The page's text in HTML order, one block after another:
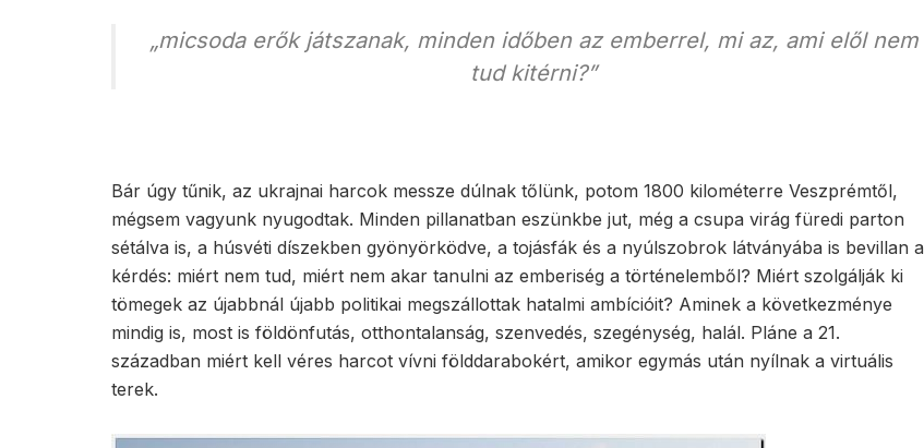
„micsoda erők játszanak, minden időben az emberrel, mi az, ami elől nem
tud kitérni?”
Bár úgy tűnik, az ukrajnai harcok messze dúlnak tőlünk, potom 1800 kilométerre Veszprémtől,
mégsem vagyunk nyugodtak. Minden pillanatban eszünkbe jut, még a csupa virág füredi parton
sétálva is, a húsvéti díszekben gyönyörködve, a tojásfák és a nyúlszobrok látványába is bevillan a
kérdés: miért nem tud, miért nem akar tanulni az emberiség a történelemből? Miért szolgálják ki
tömegek az újabbnál újabb politikai megszállottak hatalmi ambícióit? Aminek a következménye
mindig is, most is földönfutás, otthontalanság, szenvedés, szegénység, halál. Pláne a 21.
században miért kell véres harcot vívni földdarabokért, amikor egymás után nyílnak a virtuális
terek.